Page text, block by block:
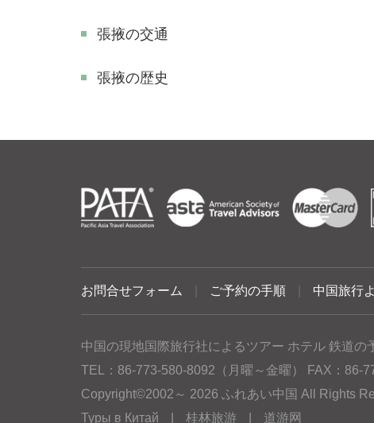
張掖の交通
張掖の歴史
お問合せフォーム ご予約の手順 中国旅行
中国の現地国際旅行社によるツアー ホテル 鉄道
TEL：86-773-580-8092（月曜～金曜） FAX：86-
Copyright©2002～ 2026 ふれあい中国 All Rights
Туры в Китай
桂林旅游 道游网